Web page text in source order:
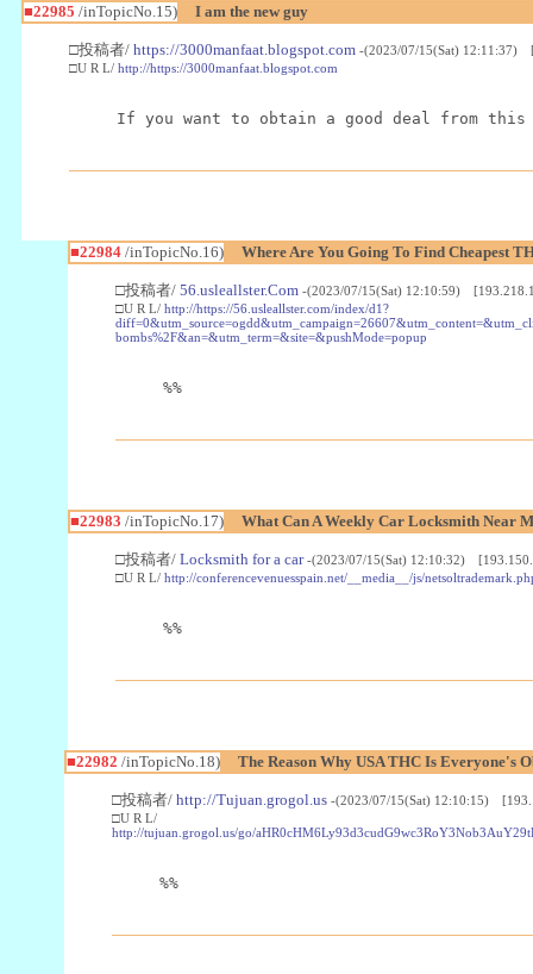
■22985 /inTopicNo.15) I am the new guy
□投稿者/ https://3000manfaat.blogspot.com -(2023/07/15(Sat) 12:11:37)
□U R L/ http://https://3000manfaat.blogspot.com
If you want to obtain a good deal from this
■22984/inTopicNo.16) Where Are You Going To Find Cheapest
□投稿者/ 56.usleallster.Com -(2023/07/15(Sat) 12:10:59)
□U R L/ http://https://56.usleallster.com/index/d1?
bombs%2F&an=&utm_term=&site=&pushMode=popup
%%
■22983 /inTopicNo.17) What Can A Weekly Car Locksmith Near
□投稿者/ Locksmith for a car -(2023/07/15(Sat) 12:10:32)
□U R L/ http://conferencevenuesspain.net/__media__/js/
%%
■22982 /inTopicNo.18) The Reason Why USA THC Is Everyone's
□投稿者/ http://Tujuan.grogol.us -(2023/07/15(Sat) 12:10:15)
□U R L/
http://tujuan.grogol.us/go/
%%